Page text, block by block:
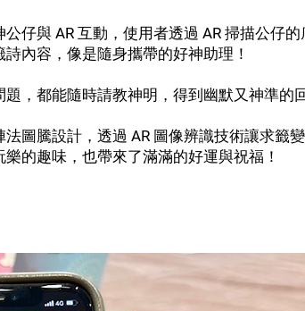
仔與 AR 互動，使用者透過 AR 掃描公仔
內容，像是隨身攜帶的好神助理！
，都能隨時請教神明，得到幽默又神準的回
圖騰設計，透過 AR 圖像辨識技術讓求籤
的趣味，也帶來了滿滿的好運與祝福！